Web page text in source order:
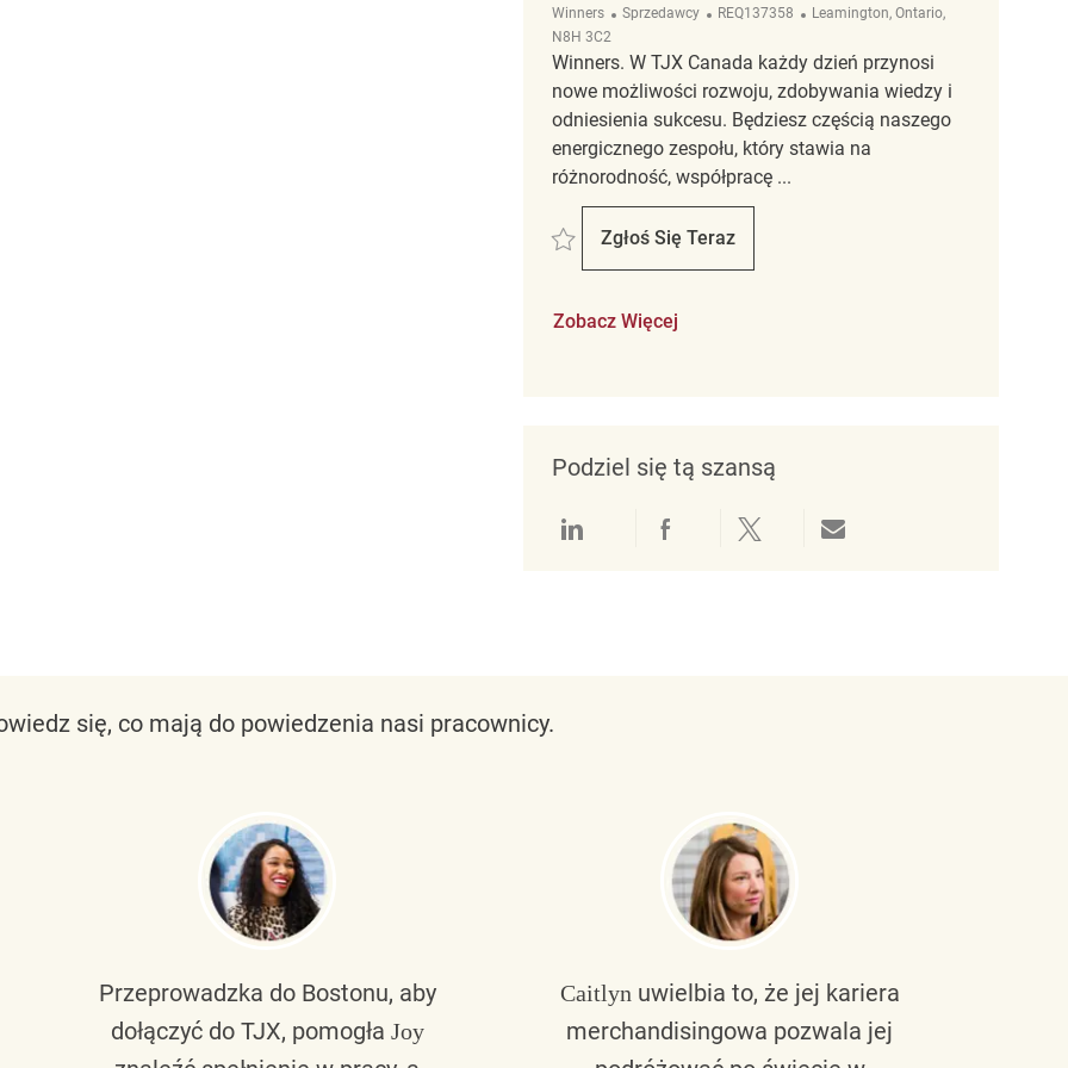
Winners Kategoria
Sprzedawcy ReqId
REQ137358 Lokalizacja
Leamington, Ontario,
N8H 3C2
Winners. W TJX Canada każdy dzień przynosi
nowe możliwości rozwoju, zdobywania wiedzy i
odniesienia sukcesu. Będziesz częścią naszego
energicznego zespołu, który stawia na
różnorodność, współpracę ...
Zapisać Temp part time Associate REQ137358
Zgłoś Się Teraz
Temp Part Time Associate
Zobacz Więcej
Podziel się tą szansą
Udostępnianie przez LinkedIn
Udostępnianie przez Facebook
Udostępnij przez Twitter
Udostępnianie przez e-mail
się, co mają do powiedzenia nasi pracownicy.
Przeprowadzka do Bostonu, aby
dołączyć do TJX, pomogła Joy
Caitlynuwielbia to, że jej kariera
merchandisingowa pozwala jej